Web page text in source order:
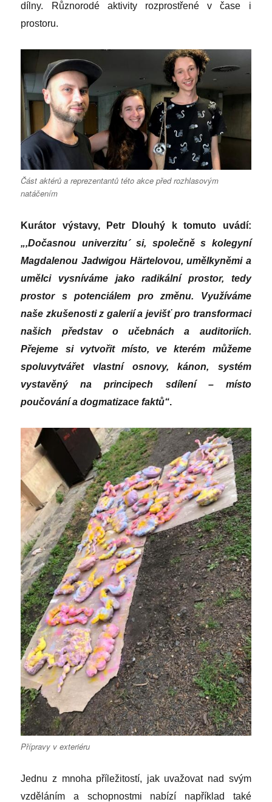
dílny. Různorodé aktivity rozprostřené v čase i
prostoru.
Část aktérů a reprezentantů této akce před rozhlasovým
natáčením
Kurátor výstavy, Petr Dlouhý k tomuto uvádí:
„,Dočasnou univerzitu´ si, společně s kolegyní
Magdalenou Jadwigou Härtelovou, umělkyněmi a
umělci vysníváme jako radikální prostor, tedy
prostor s potenciálem pro změnu. Využíváme
naše zkušenosti z galerií a jevišť pro transformaci
našich představ o učebnách a auditoriích.
Přejeme si vytvořit místo, ve kterém můžeme
spoluvytvářet vlastní osnovy, kánon, systém
vystavěný na principech sdílení – místo
poučování a dogmatizace faktů“.
Přípravy v exteriéru
Jednu z mnoha příležitostí, jak uvažovat nad svým
vzděláním a schopnostmi nabízí například také